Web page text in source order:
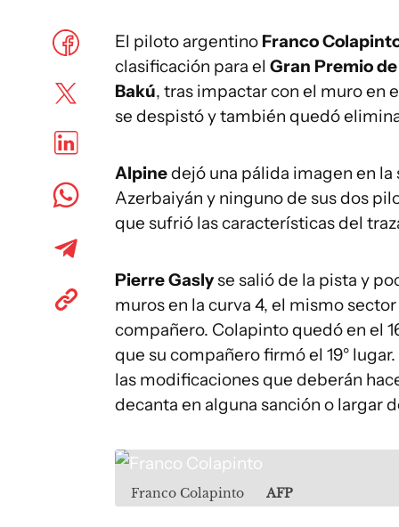
El piloto argentino Franco
clasificación para el Gran Premio
Bakú, tras impactar con el muro en
se despistó y también quedó
Alpinedejó una pálida imagen en
Azerbaiyán y ninguno de sus dos
que sufrió las características del
Pierre Gaslyse salió de la pista y
muros en la curva 4, el mismo
compañero. Colapinto quedó en el
que su compañero firmó el 19°
las modificaciones que deberán
decanta en alguna sanción o largar
Franco Colapinto AFP